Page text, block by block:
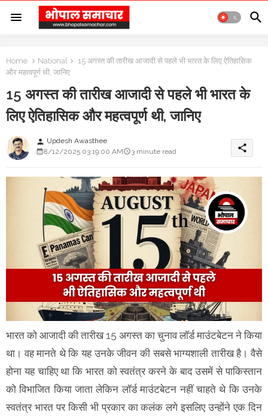
Home National
15 अगस्त की तारीख आजादी से पहले भी भारत के लिए ऐतिहासिक
और महत्वपूर्ण थी, जानिए
15 अगस्त की तारीख आजादी से पहले भी भारत के
लिए ऐतिहासिक और महत्वपूर्ण थी, जानिए
person Updesh Awasthee
8/12/2025 03:19:00 AM
3 minute read share
भारत को आजादी की तारीख 15 अगस्त का चुनाव लॉर्ड माउंटबेटन ने किया
था। वह मानते थे कि यह उनके जीवन की सबसे भाग्यशाली तारीख है। वैसे
होना यह चाहिए था कि भारत को स्वतंत्र करने के बाद उसमें से पाकिस्तान
को विभाजित किया जाता लेकिन लॉर्ड माउंटबेटन नहीं चाहते थे कि उनके
स्वतंत्र भारत पर किसी भी प्रकार का कलंक लगे इसलिए उन्होंने एक दिन